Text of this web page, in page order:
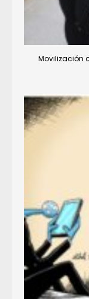
Movilización